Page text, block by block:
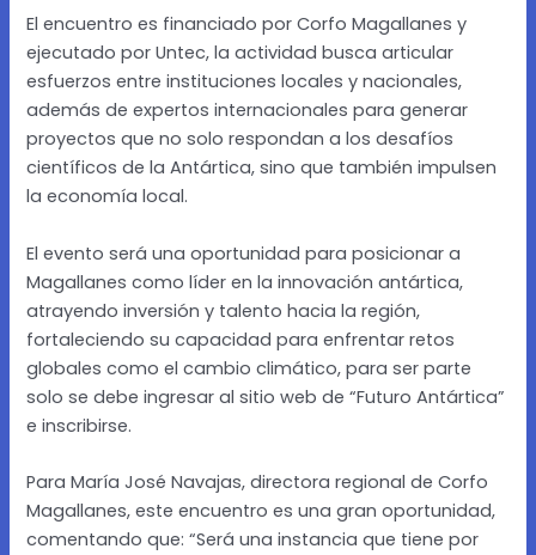
El encuentro es financiado por Corfo Magallanes y
ejecutado por Untec, la actividad busca articular
esfuerzos entre instituciones locales y nacionales,
además de expertos internacionales para generar
proyectos que no solo respondan a los desafíos
científicos de la Antártica, sino que también impulsen
la economía local.
El evento será una oportunidad para posicionar a
Magallanes como líder en la innovación antártica,
atrayendo inversión y talento hacia la región,
fortaleciendo su capacidad para enfrentar retos
globales como el cambio climático, para ser parte
solo se debe ingresar al sitio web de “Futuro Antártica”
e inscribirse.
Para María José Navajas, directora regional de Corfo
Magallanes, este encuentro es una gran oportunidad,
comentando que: “Será una instancia que tiene por